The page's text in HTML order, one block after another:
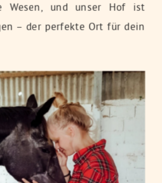
Wesen, und unser Hof ist
– der perfekte Ort für dein